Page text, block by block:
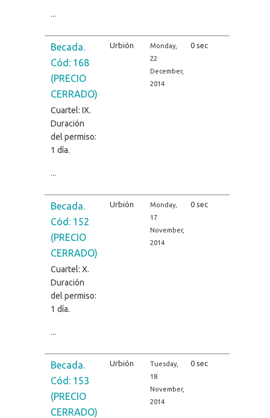
Becada.
Cód: 168
(PRECIO
CERRADO)
Cuartel: IX.
Duración
del permiso:
1 día.
Urbión
Monday,
22
December,
2014
0 sec
Becada.
Cód: 152
(PRECIO
CERRADO)
Cuartel: X.
Duración
del permiso:
1 día.
Urbión
Monday,
17
November,
2014
0 sec
Becada.
Cód: 153
(PRECIO
CERRADO)
Urbión
Tuesday,
18
November,
2014
0 sec